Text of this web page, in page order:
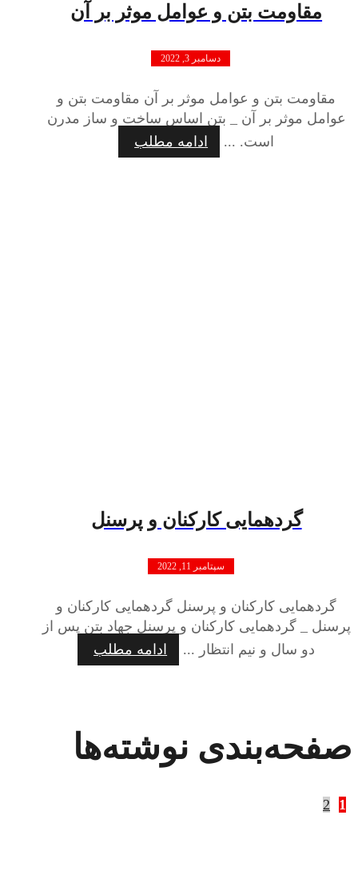
مقاومت بتن و عوامل موثر بر آن
دسامبر 3, 2022
مقاومت بتن و عوامل موثر بر آن مقاومت بتن و
عوامل موثر بر آن _ بتن اساس ساخت و ساز مدرن
است. ...
ادامه مطلب
گردهمایی کارکنان و پرسنل
سپتامبر 11, 2022
گردهمایی کارکنان و پرسنل گردهمایی کارکنان و
پرسنل _ گردهمایی کارکنان و پرسنل جهاد بتن پس از
دو سال و نیم انتظار ...
ادامه مطلب
صفحه‌بندی نوشته‌ها
1
2